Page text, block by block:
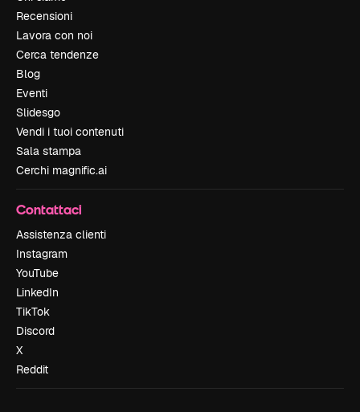
Recensioni
Lavora con noi
Cerca tendenze
Blog
Eventi
Slidesgo
Vendi i tuoi contenuti
Sala stampa
Cerchi magnific.ai
Contattaci
Assistenza clienti
Instagram
YouTube
LinkedIn
TikTok
Discord
X
Reddit